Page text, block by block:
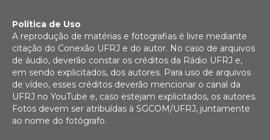
Política de Uso
A reprodução de matérias e fotografias é livre mediante
citação do Conexão UFRJ e do autor. No caso de arquivos
de áudio, deverão constar os créditos da Rádio UFRJ e,
em sendo explicitados, dos autores. Para uso de arquivos
de vídeo, esses créditos deverão mencionar o canal da
UFRJ no YouTube e, caso estejam explicitados, os autores.
Fotos devem ser atribuídas à SGCOM/UFRJ, juntamente
ao nome do fotógrafo.